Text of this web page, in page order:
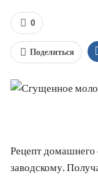
0
Поделиться
Рецепт домашнего
заводскому.